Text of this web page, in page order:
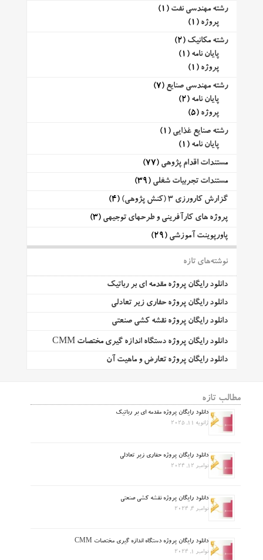
رشته مهندسی نفت (1)
پروژه (1)
رشته مکانیک (2)
پایان نامه (1)
پروژه (1)
رشته مهندسی صنایع (7)
پایان نامه (2)
پروژه (5)
رشته صنایع غذایی (1)
پایان نامه (1)
مستندات اقدام پژوهی (77)
مستندات تجربیات شغلی (39)
گزارش کارورزی 3 (کنش پژوهی)
(4)
پروژه های کارآفرینی و طرحهای توجیهی (3)
پاورپوینت آموزشی (29)
نوشته‌های تازه
دانلود رایگان پروژه مقدمه ای بر رباتیک
دانلود رایگان پروژه حفاری زیر تعادلی
دانلود رایگان پروژه نقشه کشی صنعتی
دانلود رایگان پروژه دستگاه اندازه گیری مختصات CMM
دانلود رایگان پروژه تعارض و ماهیت آن
مطالب تازه
دانلود رایگان پروژه مقدمه ای بر رباتیک
ژانویه 11, 2025
دانلود رایگان پروژه حفاری زیر تعادلی
نوامبر 12, 2024
دانلود رایگان پروژه نقشه کشی صنعتی
نوامبر 4, 2024
دانلود رایگان پروژه دستگاه اندازه گیری مختصات CMM
نوامبر 1, 2024